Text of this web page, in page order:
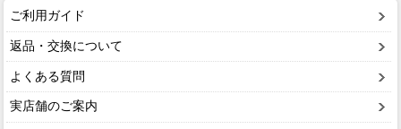
ご利用ガイド
返品・交換について
よくある質問
実店舗のご案内